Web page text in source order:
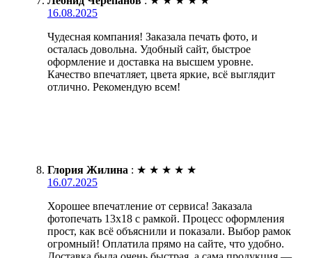
16.08.2025
Чудесная компания! Заказала печать фото, и
осталась довольна. Удобный сайт, быстрое
оформление и доставка на высшем уровне.
Качество впечатляет, цвета яркие, всё выглядит
отлично. Рекомендую всем!
Глория Жилина : ★ ★ ★ ★ ★
16.07.2025
Хорошее впечатление от сервиса! Заказала
фотопечать 13х18 с рамкой. Процесс оформления
прост, как всё объяснили и показали. Выбор рамок
огромный! Оплатила прямо на сайте, что удобно.